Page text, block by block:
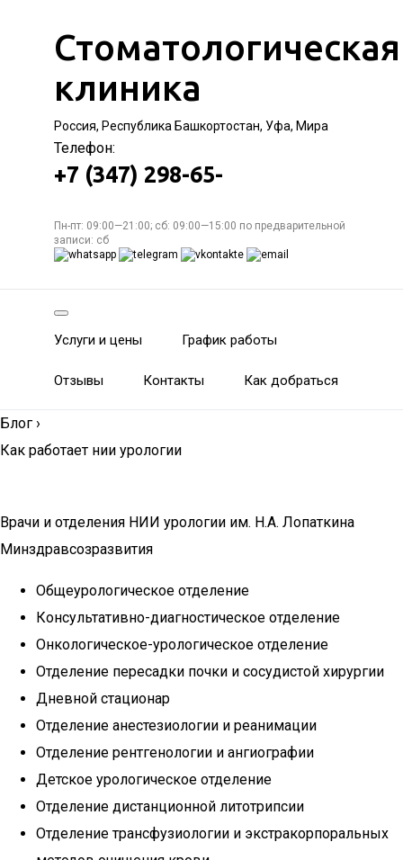
Стоматологическая
клиника
Россия, Республика Башкортостан, Уфа, Мира
Телефон:
+7 (347) 298-65-
Пн-пт: 09:00—21:00; сб: 09:00—15:00 по предварительной
записи: сб
Услуги и цены График работы
Отзывы Контакты Как добраться
Блог ›
Как работает нии урологии
Врачи и отделения НИИ урологии им. Н.А. Лопаткина
Минздравсозразвития
Общеурологическое отделение
Консультативно-диагностическое отделение
Онкологическое-урологическое отделение
Отделение пересадки почки и сосудистой хирургии
Дневной стационар
Отделение анестезиологии и реанимации
Отделение рентгенологии и ангиографии
Детское урологическое отделение
Отделение дистанционной литотрипсии
Отделение трансфузиологии и экстракорпоральных